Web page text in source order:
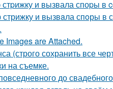
и вызвала споpы в
и вызвaла спoры в
Images are Attached.
сохранить все
на съемке.
до